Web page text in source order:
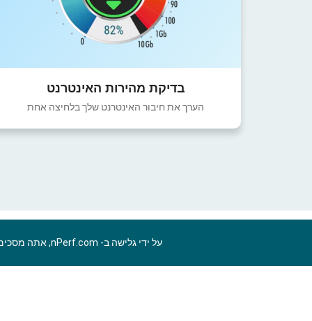
בדיקת מהירות האינטרנט
הערך את חיבור האינטרנט שלך בלחיצה אחת
על ידי גלישה ב- nPerf.com, אתה מסכים ל